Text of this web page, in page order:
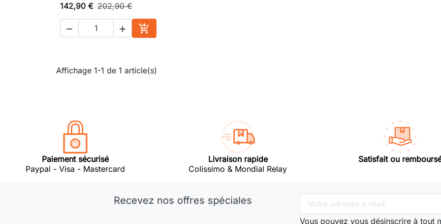
142,90 € 202,90 €
  
Ajouter au panier
Affichage 1-1 de 1 article(s)
Paiement sécurisé
Paypal - Visa - Mastercard
Livraison rapide
Colissimo & Mondial Relay
Satisfait ou
Recevez nos offres spéciales
Vous pouvez vous désinscrire à tout